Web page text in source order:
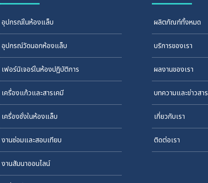
อุปกรณ์ในห้องแล็บ
อุปกรณ์วัดนอกห้องแล็บ
เฟอร์นิเจอร์ในห้องปฏิบัติการ
เครื่องแก้วและสารเคมี
เครื่องชั่งในห้องแล็บ
งานซ่อมและสอบเทียบ
งานสัมนาออนไลน์
ผลิตภัณฑ์ทั้งหมด
บริการของเรา
ผลงานของเรา
บทความและข่าวสาร
เกี่ยวกับเรา
ติดต่อเรา